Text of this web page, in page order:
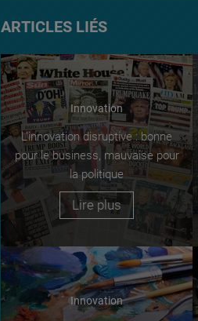
ARTICLES LIÉS
Innovation
L’innovation disruptive : bonne
pour le business, mauvaise pour
la politique
Lire plus
Innovation